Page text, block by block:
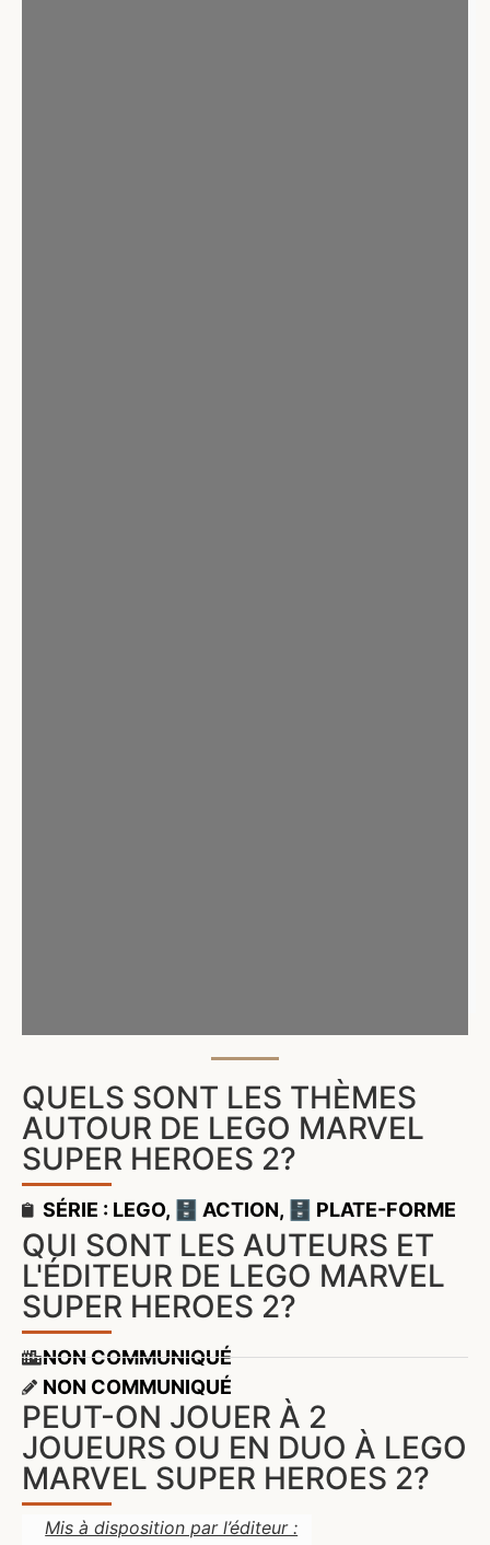
QUELS SONT LES THÈMES
AUTOUR DE LEGO MARVEL
SUPER HEROES 2?
SÉRIE : LEGO, 🗄️ ACTION, 🗄️ PLATE-FORME
QUI SONT LES AUTEURS ET
L'ÉDITEUR DE LEGO MARVEL
SUPER HEROES 2?
NON COMMUNIQUÉ
NON COMMUNIQUÉ
PEUT-ON JOUER À 2
JOUEURS OU EN DUO À LEGO
MARVEL SUPER HEROES 2?
Mis à disposition par l’éditeur :